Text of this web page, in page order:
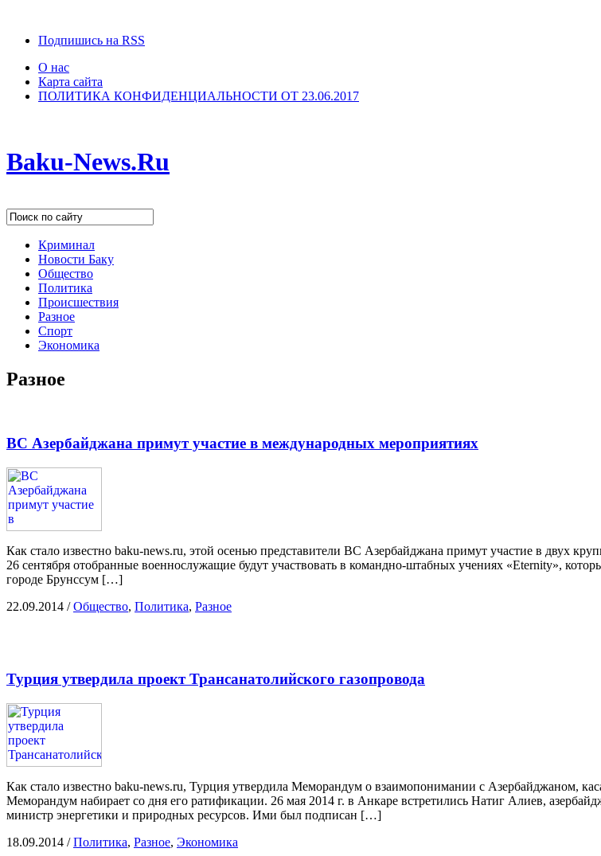
Подпишись на RSS
О нас
Карта сайта
ПОЛИТИКА КОНФИДЕНЦИАЛЬНОСТИ ОТ 23.06.2017
Baku-News.Ru
Криминал
Новости Баку
Общество
Политика
Происшествия
Разное
Спорт
Экономика
Разное
ВС Азербайджана примут участие в международных мероприятиях
Как стало известно baku-news.ru, этой осенью представители ВС Азербайджана примут участие в двух
26 сентября отобранные военнослужащие будут участвовать в командно-штабных учениях «Eternity»,
городе Брунссум […]
22.09.2014 /Общество, Политика, Разное
Турция утвердила проект Трансанатолийского газопровода
Как стало известно baku-news.ru, Турция утвердила Меморандум о взаимопонимании с Азербайджаном,
Меморандум набирает со дня его ратификации. 26 мая 2014 г. в Анкаре встретились Натиг Алиев,
министр энергетики и природных ресурсов. Ими был подписан […]
18.09.2014 /Политика, Разное, Экономика